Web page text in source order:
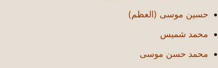
حسين موسى (العظم)
محمد شميس
محمد حسن موسى